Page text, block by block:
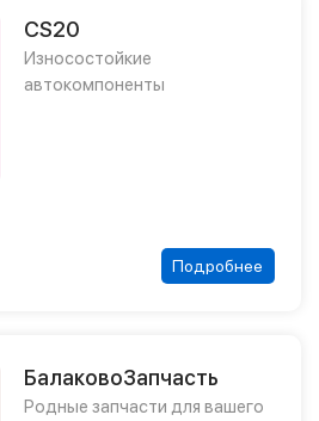
CS20
Износостойкие
автокомпоненты
Подробнее
БалаковоЗапчасть
Родные запчасти для вашего